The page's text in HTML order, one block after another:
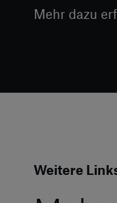
Mehr dazu
Weitere